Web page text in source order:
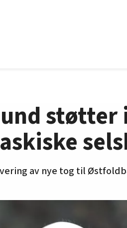
av nye tog til